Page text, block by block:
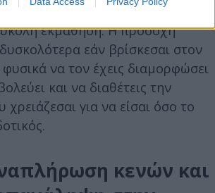
από τα απαραίτητα για την
εκμάθηση. Η προσοχή
εάν βρίσκεσαι στον
να τον έχεις διαμορφώσει
και να διαθέτεις την
χρειάζεσαι για να είσαι όσο το
κενών και